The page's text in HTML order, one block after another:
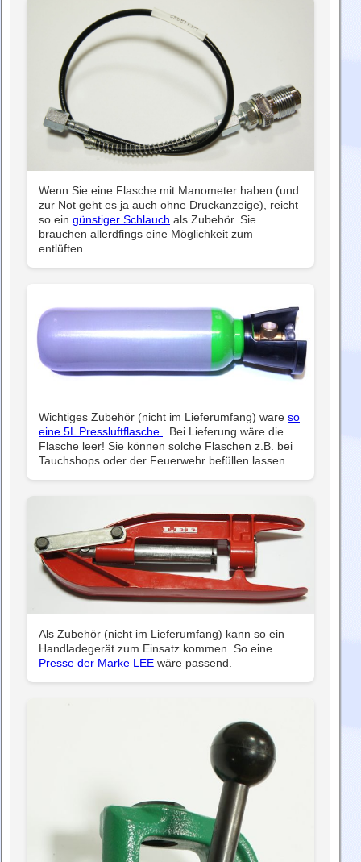
Wenn Sie eine Flasche mit Manometer haben (und
zur Not geht es ja auch ohne Druckanzeige), reicht
so ein günstiger Schlauch als Zubehör. Sie
brauchen allerdfings eine Möglichkeit zum
entlüften.
Wichtiges Zubehör (nicht im Lieferumfang) ware so
eine 5L Pressluftflasche
. Bei Lieferung wäre die
Flasche leer! Sie können solche Flaschen z.B. bei
Tauchshops oder der Feuerwehr befüllen lassen.
Als Zubehör (nicht im Lieferumfang) kann so ein
Handladegerät zum Einsatz kommen. So eine
Presse der Marke LEE wäre passend.